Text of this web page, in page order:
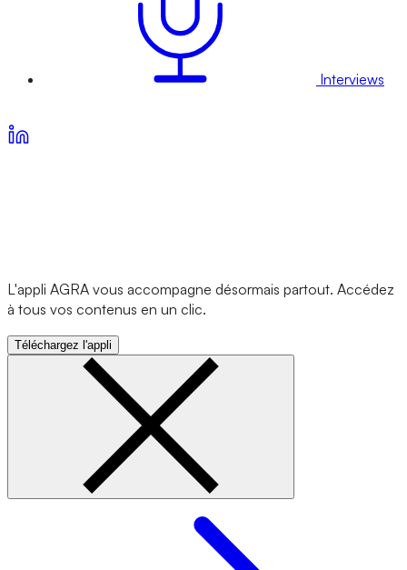
Interviews
L'appli AGRA vous accompagne désormais partout. Accédez
à tous vos contenus en un clic.
Téléchargez l'appli